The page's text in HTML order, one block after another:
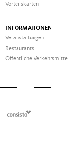
Vorteilskarten
INFORMATIONEN
Veranstaltungen
Restaurants
Öffentliche Verkehrsmittel